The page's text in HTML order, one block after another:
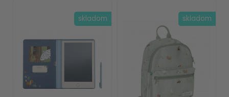
skladom skladom